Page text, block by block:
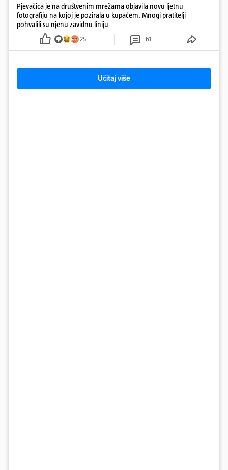
Pjevačica je na društvenim mrežama objavila novu ljetnu
fotografiju na kojoj je pozirala u kupaćem. Mnogi pratitelji
pohvalili su njenu zavidnu liniju
25 61
Učitaj više